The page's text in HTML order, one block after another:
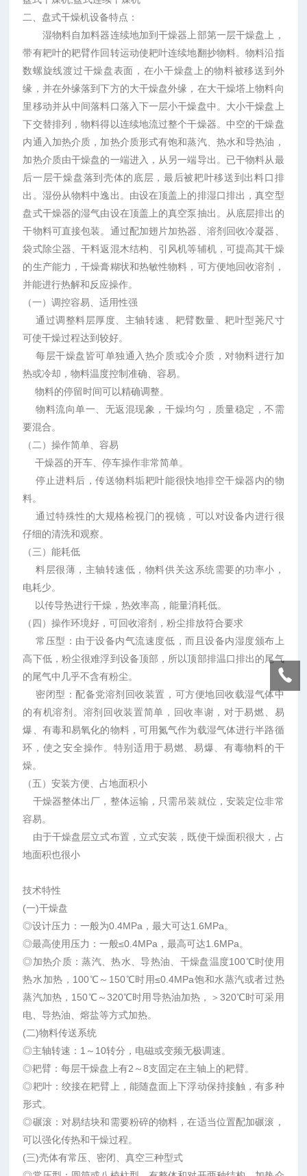
二、盘式干燥机设备特点：
湿物料自加料器连续地加到干燥器上部第一层干燥盘上，
带有耙叶的耙臂作回转运动使耙叶连续地翻抄物料。物料沿指
数螺旋线渡过干燥盘表面，在小干燥盘上的物料被移送到外
缘，并在外缘落到下方的大干燥盘外缘，在大干燥塔上物料向
里移动并从中间落料口落入下一层小干燥盘中。大小干燥盘上
下交替排列，物料得以连续地流过整个干燥器。中空的干燥盘
内通入加热介质，加热介质形式有饱和蒸汽、热水和导热油，
加热介质由干燥盘的一端进入，从另一端导出。已干物料从最
后一层干燥盘落到壳体的底层，最后被耙叶移送到出料口排
出。湿份从物料中逸出。由设在顶盖上的排湿口排出，真空型
盘式干燥器的湿气由设在顶盖上的真空泵抽出。从底层排出的
干物料可直接包装。通过配加翅片加热器、溶剂回收冷凝器、
袋式除尘器、干料返混木结构、引风机等辅机，可提高其干燥
的生产能力，干燥膏糊状和热敏性物料，可方便地回收溶剂，
并能进行热解和反应操作。
（一）调控容易、适用性强
通过调整料层厚度、主轴转速、耙臂数量、耙叶型荛尺寸
可使干燥过程达到较好。
每层干燥盘皆可单独通入热介质或冷介质，对物料进行加
热或冷却，物料温度控制准确、容易。
物料的停留时间可以精确调整。
物料流向单一、无返混现象，干燥均匀，质量稳定，不需
要混合。
（二）操作简单、容易
干燥器的开车、停车操作非常简单。
停止进料后，传送物料垢耙叶能很快地排空干燥器内的物
料。
通过特殊性的大规格检视门的视镜，可以对设备内进行很
仔细的清洗和观察。
（三）能耗低
料层很薄，主轴转速低，物料供关这系统需要的功率小，
电耗少。
以传导热进行干燥，热效率高，能量消耗低。
（四）操作环境好，可回收溶剂，粉尘排放符合要求
常压型：由于设备内气流速度低，而且设备内湿度颁布上
高下低，粉尘很难浮到设备顶部，所以顶部排温口排出的尾气
的尾气中几乎不含有粉尘。
密闭型：配备党溶剂回收装置，可方便地回收载湿气体中
的有机溶剂。溶剂回收装置简单，回收率谢，对于易燃、易
爆、有毒和易氧化的物料，可用氮气作为载湿气体进行半路循
环，使之安全操作。特别适用于易燃、易爆、有毒物料的干
燥。
（五）安装方便、占地面积小
干燥器整体出厂，整体运输，只需吊装就位，安装定位非常
容易。
由于干燥盘层立式布置，立式安装，既使干燥面积很大，占
地面积也很小
技术特性
(一)干燥盘
◎设计压力：一般为0.4MPa，最大可达1.6MPa。
◎最高使用压力：一般≤0.4MPa，最高可达1.6MPa。
◎加热介质：蒸汽、热水、导热油、干燥盘温度100℃时使用
热水加热，100℃～150℃时用≤0.4MPa饱和水蒸汽或者过热
蒸汽加热，150℃～320℃时用导热油加热，＞320℃时可采用
电、导热油、熔盐等方式加热。
(二)物料传送系统
◎主轴转速：1～10转分，电磁或变频无极调速。
◎耙臂：每层干燥盘上有2～8支固定在主轴上的耙臂。
◎耙叶：绞接在耙臂上，能随盘面上下浮动保持接触，有多种
形式。
◎碾滚：对易结块和需要粉碎的物料，在适当位置配加碾滚，
可以强化传热和干燥过程。
(三)壳体有常压、密闭、真空三种型式